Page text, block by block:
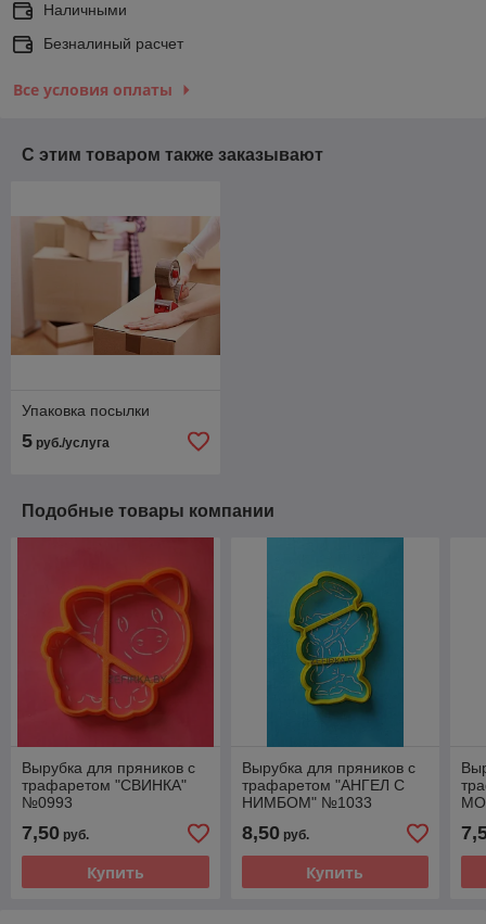
Наличными
Безналиный расчет
Все условия оплаты
С этим товаром также заказывают
Упаковка посылки
5 руб./услуга
Подобные товары компании
Вырубка для пряников с
трафаретом "СВИНКА"
№0993
7,50 руб.
Купить
Вырубка для пряников с
трафаретом "АНГЕЛ С
НИМБОМ" №1033
8,50руб.
Купить